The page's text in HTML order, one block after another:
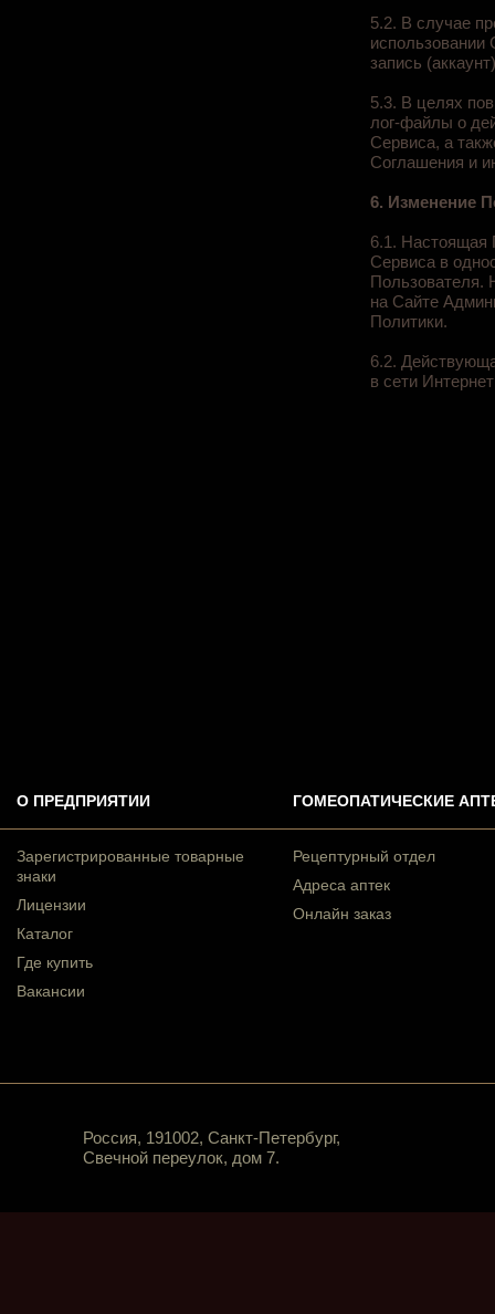
5.2. В случае
использовании
запись
5.3. В целях
лог-файлы о
Сервиса, а
Соглашения и
6. Изменение
6.1. Настоящая
Сервиса в
Пользователя.
на Сайте
Политики.
6.2.
в сети
О ПРЕДПРИЯТИИ
Зарегистрированные товарные
знаки
Лицензии
Каталог
Где купить
Вакансии
ГОМЕОПАТИЧЕСКИЕ
Рецептурный отдел
Адреса аптек
Онлайн заказ
Россия, 191002, Санкт-Петербург,
Свечной переулок, дом 7.